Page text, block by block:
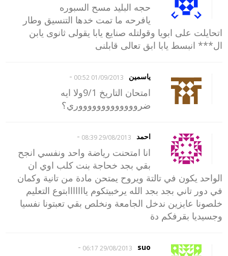
حجه البليد مسح السبوره
يافرحه ما تمت خدها التنسيق وطار
اتحايلت على ابويا وقولتله صنايع يابا يقولى ثانوى يابن
ال*** انبسط يابا ابق تعالى قابلنى
ياسمين 01/09/2013 00:52
-
امتحان التاريخ 9/1ولا ايه
ضروووووووووووووري؟
احمد 29/08/2013 08:39
-
انا امتحنت رياضة واحد ونفسي انجح
بقي بجد خحاجة بنت كلب اوي ان
الواحد يكون في تالتة ويروح يمتحن مادة من تانية وكمان
في دور تاني بجد بجد الله يرخبيتكوم يااااااابتوع التعليم
خلصونا عايزين ندخل الجامعة ونخلص بقي تعبتونا نفسيا
وجسيديا بقرفكم دة
suo
29/08/2013 06:17
-